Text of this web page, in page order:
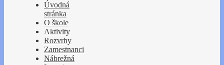
Úvodná
stránka
O škole
Aktivity
Rozvrhy
Zamestnanci
Nábrežná